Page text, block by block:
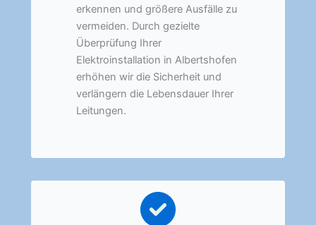
erkennen und größere Ausfälle zu
vermeiden. Durch gezielte
Überprüfung Ihrer
Elektroinstallation in Albertshofen
erhöhen wir die Sicherheit und
verlängern die Lebensdauer Ihrer
Leitungen.